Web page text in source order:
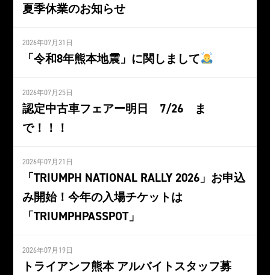
夏季休業のお知らせ
2026年07月31日
「令和8年熊本地震」に関しまして
2026年07月25日
認定中古車フェアー明日 7/26 ま
で！！！
2026年07月21日
「TRIUMPH NATIONAL RALLY 2026」お申込
み開始！今年の入場チケットは
「TRIUMPHPASSPOT」
2026年07月19日
トライアンフ熊本 アルバイトスタッフ募